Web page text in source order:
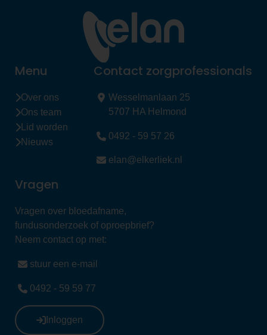
Menu
Over ons
Ons team
Lid worden
Nieuws
Contact zorgprofessionals
Wesselmanlaan 25
5707 HA Helmond
0492 - 59 57 26
elan@elkerliek.nl
Vragen
Vragen over bloedafname,
fundusonderzoek of oproepbrief?
Neem contact op met:
stuur een e-mail
0492 - 59 59 77
Inloggen